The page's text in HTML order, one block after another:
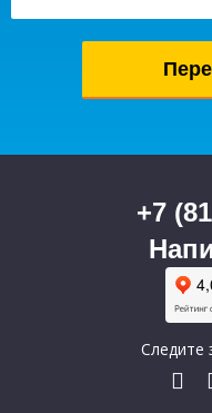
+7
Следите